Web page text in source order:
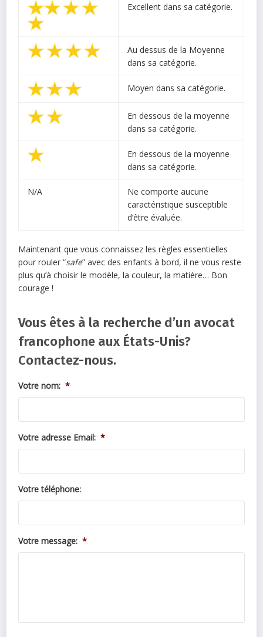
Excellent dans sa catégorie.
Au dessus de la Moyenne
dans sa catégorie.
Moyen dans sa catégorie.
En dessous de la moyenne
dans sa catégorie.
En dessous de la moyenne
dans sa catégorie.
N/A
Ne comporte aucune
caractéristique susceptible
d’être évaluée.
Maintenant que vous connaissez les règles essentielles
pour rouler “safe” avec des enfants à bord, il ne vous reste
plus qu’à choisir le modèle, la couleur, la matière… Bon
courage !
Vous êtes à la recherche d’un avocat
francophone aux États-Unis?
Contactez-nous.
Votre nom: *
Votre adresse Email: *
Votre téléphone:
Votre message: *